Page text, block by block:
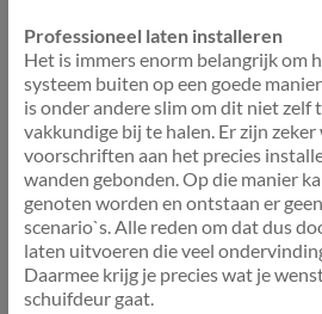
Professioneel laten installeren
Het is immers enorm belangrijk om
systeem buiten op een goede
is onder andere slim om dit niet zelf
vakkundige bij te halen. Er zijn
voorschriften aan het precies
wanden gebonden. Op die manier
genoten worden en ontstaan er
scenario`s. Alle reden om dat dus
laten uitvoeren die veel
Daarmee krijg je precies wat je
schuifdeur gaat.